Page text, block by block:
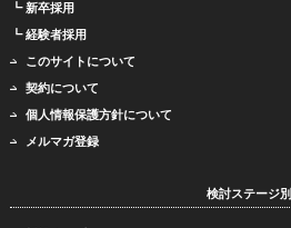
┗ 新卒採用
┗ 経験者採用
このサイトについて
契約について
個人情報保護方針について
メルマガ登録
検討ステージ別